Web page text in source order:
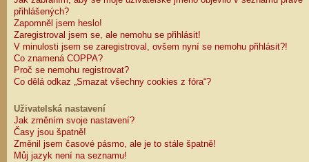
přihlášených?
Zapomněl jsem heslo!
Zaregistroval jsem se, ale nemohu se přihlásit!
V minulosti jsem se zaregistroval, ovšem nyní se nemohu přihlásit?!
Co znamená COPPA?
Proč se nemohu registrovat?
Co dělá odkaz „Smazat všechny cookies z fóra“?
Uživatelská nastavení
Jak změním svoje nastavení?
Časy jsou špatně!
Změnil jsem časové pásmo, ale je to stále špatně!
Můj jazyk není na seznamu!